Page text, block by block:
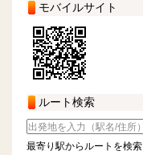
モバイルサイト
ルート検索
最寄り駅からルートを検索